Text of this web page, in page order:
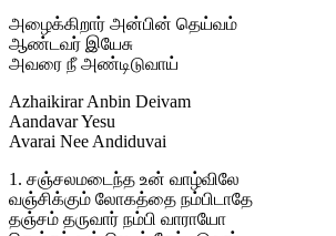
அழைக்கிறார் அன்பின் தெய்வம்
ஆண்டவர் இயேசு
அவரை நீ அண்டிடுவாய்
Azhaikirar Anbin Deivam
Aandavar Yesu
Avarai Nee Andiduvai
1. சஞ்சலமடைந்த உன் வாழ்விலே
வஞ்சிக்கும் லோகத்தை நம்பிடாதே
தஞ்சம் தருவார் நம்பி வாராயோ